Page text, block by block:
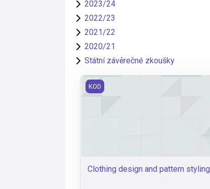
2023/24
2022/23
2021/22
2020/21
Státní závěrečné zkoušky
Clothing design and pattern styling
KOD
Clothing design and pattern styling